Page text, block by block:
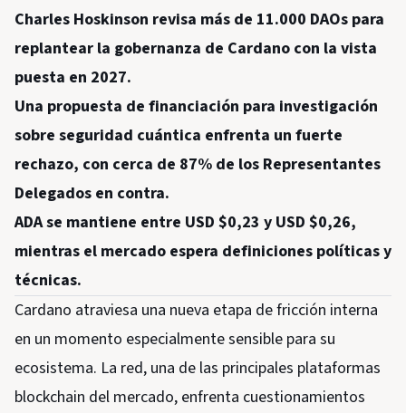
Charles Hoskinson revisa más de 11.000 DAOs para
replantear la gobernanza de Cardano con la vista
puesta en 2027.
Una propuesta de financiación para investigación
sobre seguridad cuántica enfrenta un fuerte
rechazo, con cerca de 87% de los Representantes
Delegados en contra.
ADA se mantiene entre USD $0,23 y USD $0,26,
mientras el mercado espera definiciones políticas y
técnicas.
Cardano atraviesa una nueva etapa de fricción interna
en un momento especialmente sensible para su
ecosistema. La red, una de las principales plataformas
blockchain del mercado, enfrenta cuestionamientos